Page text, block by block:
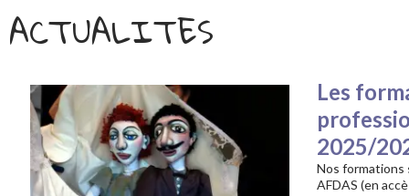
CONTENU
ACTUALITES
Les
2025/
Nos
AFDAS (en